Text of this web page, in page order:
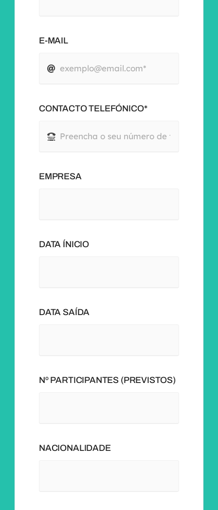
E-MAIL
CONTACTO TELEFÓNICO*
EMPRESA
DATA ÍNICIO
DATA SAÍDA
Nº PARTICIPANTES (PREVISTOS)
NACIONALIDADE